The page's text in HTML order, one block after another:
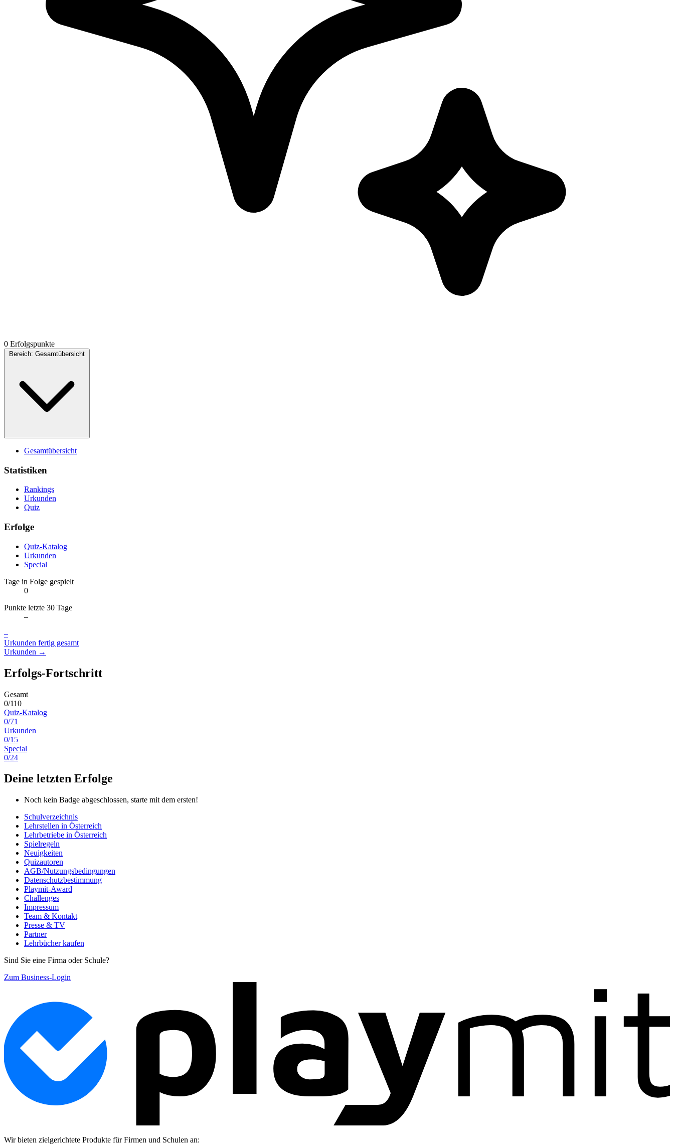
0 Erfolgspunkte
Bereich: Gesamtübersicht
Gesamtübersicht
Statistiken
Rankings
Urkunden
Quiz
Erfolge
Quiz-Katalog
Urkunden
Special
Tage in Folge gespielt
0
Punkte letzte 30 Tage
–
–
Urkunden fertig gesamt
Urkunden →
Erfolgs-Fortschritt
Gesamt
0/110
Quiz-Katalog
0/71
Urkunden
0/15
Special
0/24
Deine letzten Erfolge
Noch kein Badge abgeschlossen, starte mit dem ersten!
Schulverzeichnis
Lehrstellen in Österreich
Lehrbetriebe in Österreich
Spielregeln
Neuigkeiten
Quizautoren
AGB/Nutzungsbedingungen
Datenschutzbestimmung
Playmit-Award
Challenges
Impressum
Team & Kontakt
Presse & TV
Partner
Lehrbücher kaufen
Sind Sie eine Firma oder Schule?
Zum Business-Login
Wir bieten zielgerichtete Produkte für Firmen und Schulen an: